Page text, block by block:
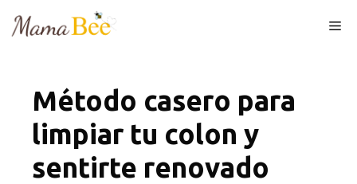
Método casero para
limpiar tu colon y
sentirte renovado